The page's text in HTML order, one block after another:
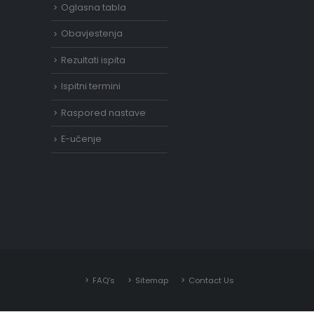
Oglasna tabla
Obavjestenja
Rezultati ispita
Ispitni termini
Raspored nastave
E-učenje
FAQ’s Sitemap Contact Us